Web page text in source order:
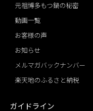
元祖博多もつ鍋の秘密
動画一覧
お客様の声
お知らせ
メルマガバックナンバー
楽天地のふるさと納税
ガイドライン